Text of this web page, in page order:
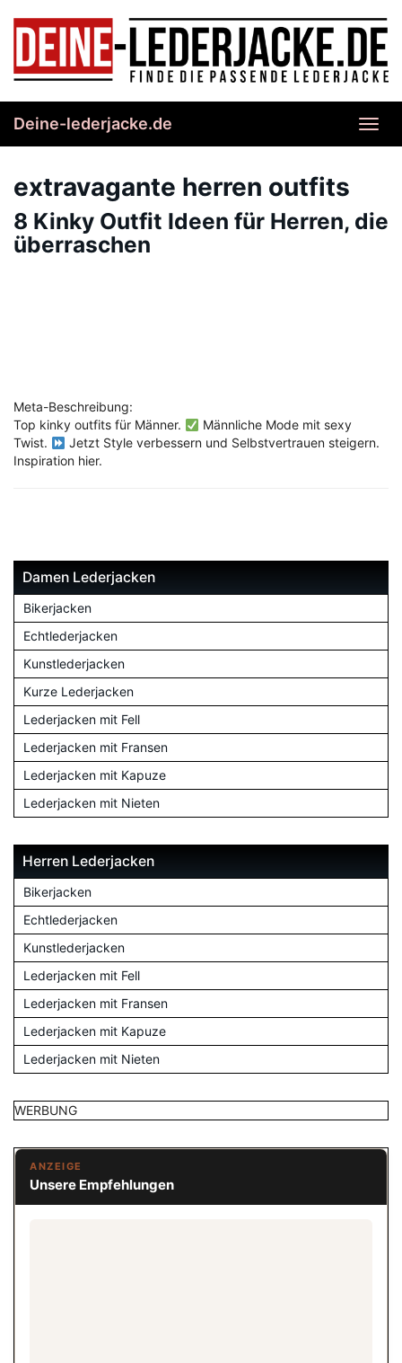
content
Deine-lederjacke.de
extravagante herren outfits
8 Kinky Outfit Ideen für Herren, die
überraschen
Meta-Beschreibung:
Top kinky outfits für Männer.
Männliche Mode mit sexy
Twist.
Jetzt Style verbessern und Selbstvertrauen steigern.
Inspiration hier.
Damen Lederjacken
Bikerjacken
Echtlederjacken
Kunstlederjacken
Kurze Lederjacken
Lederjacken mit Fell
Lederjacken mit Fransen
Lederjacken mit Kapuze
Lederjacken mit Nieten
Herren Lederjacken
Bikerjacken
Echtlederjacken
Kunstlederjacken
Lederjacken mit Fell
Lederjacken mit Fransen
Lederjacken mit Kapuze
Lederjacken mit Nieten
WERBUNG
ANZEIGE
Unsere Empfehlungen